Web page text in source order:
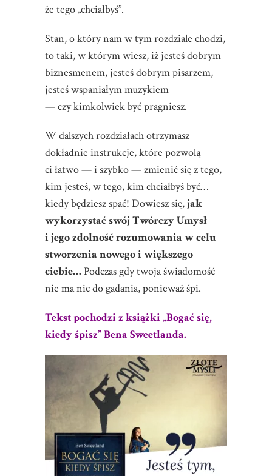
że tego „chciałbyś”.
Stan, o który nam w tym rozdziale chodzi,
to taki, w którym wiesz, iż jesteś dobrym
biznesmenem, jesteś dobrym pisarzem,
jesteś wspaniałym muzykiem
— czy kimkolwiek być pragniesz.
W dalszych rozdziałach otrzymasz
dokładnie instrukcje, które pozwolą
ci łatwo — i szybko — zmienić się z tego,
kim jesteś, w tego, kim chciałbyś być…
kiedy będziesz spać! Dowiesz się,jak
wykorzystać swój Twórczy Umysł
i jego zdolność rozumowania w celu
stworzenia nowego i większego
ciebie… Podczas gdy twoja świadomość
nie ma nic do gadania, ponieważ śpi.
Tekst pochodzi z książki„Bogać się,
kiedy śpisz”Bena Sweetlanda.